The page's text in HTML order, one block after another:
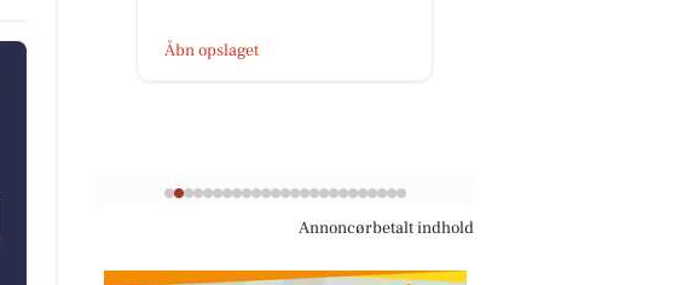
Åbn opslaget
Annoncørbetalt indhold